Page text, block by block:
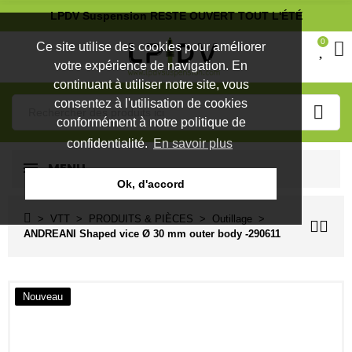
Ce site utilise des cookies pour améliorer
votre expérience de navigation. En
continuant à utiliser notre site, vous
consentez à l'utilisation de cookies
conformément à notre politique de
confidentialité.En savoir plus
Ok, d'accord
LPDV Suspension RESTE OUVERT TOUT L'ÉTÉ
0
MENU
VTT PRODUITS & PIÈCES
Outillage
ANDREANI Shaped vice Ø 30 mm outer body -290611
Nouveau